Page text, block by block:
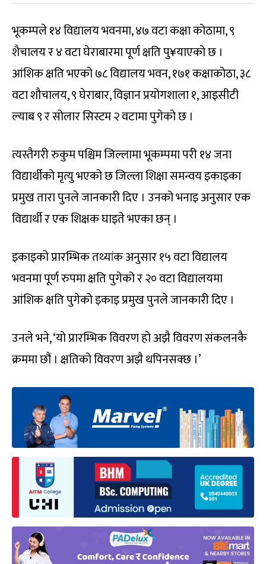
भूकम्पले १४ विद्यालय भवनमा, ४७ वटा कक्षा कोठामा, ९
शैचालय र ४ वटा घेराबारमा पूर्ण क्षति पु¥याएको छ ।
आंशिक क्षति भएको ७८ विद्यालय भवन, १७१ कक्षाकोठा, ३८
वटा शौचालय, ९ घेराबार, विज्ञान प्रयोगशाला १, आइसीटी
ल्याब ९ र सोलार सिस्टम २ वटामा पुगेको छ ।
त्यस्तैगरी रुकुम पश्चिम जिल्लामा भूकम्पमा परी १४ जना
विद्यार्थीको मृत्यु भएको छ जिल्ला शिक्षा समन्वय इकाइका
प्रमुख तारा पुनले जानकारी दिए । उनको भनाइ अनुसार एक
विद्यार्थी र एक शिक्षक घाइते भएका छन् ।
इकाइको प्रारम्भिक तथ्यांक अनुसार १५ वटा विद्यालय
भवनमा पूर्ण रुपमा क्षति पुगेको र २० वटा विद्यालयमा
आंशिक क्षति पुगेको इकाइ प्रमुख पुनले जानकारी दिए ।
उनले भने, ‘यो प्रारम्भिक विवरण हो अझै विवरण संकलनकै
क्रममा छौं । क्षतिको विवरण अझै थपिनसक्छ ।’